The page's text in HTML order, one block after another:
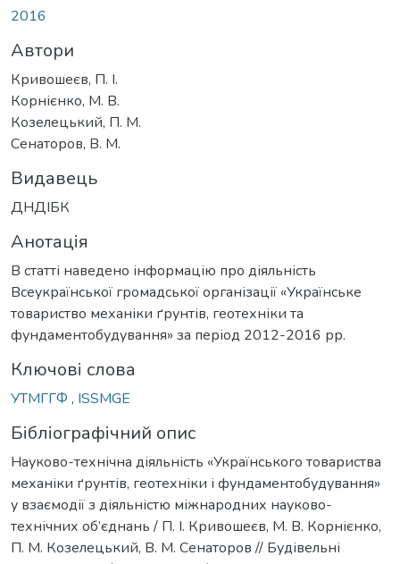
2016
Автори
Кривошеєв, П. І.
Корнієнко, М. В.
Козелецький, П. М.
Сенаторов, В. М.
Видавець
ДНДІБК
Анотація
В статті наведено інформацію про діяльність
Всеукраїнської громадської організації «Українське
товариство механіки ґрунтів, геотехніки та
фундаментобудування» за період 2012-2016 рр.
Ключові слова
УТМГГФ , ISSMGE
Бібліографічний опис
Науково-технічна діяльність «Українського товариства
механіки ґрунтів, геотехніки і фундаментобудування»
у взаємодії з діяльністю міжнародних науково-
технічних об’єднань / П. І. Кривошеєв, М. В. Корнієнко,
П. М. Козелецький, В. М. Сенаторов // Будівельні